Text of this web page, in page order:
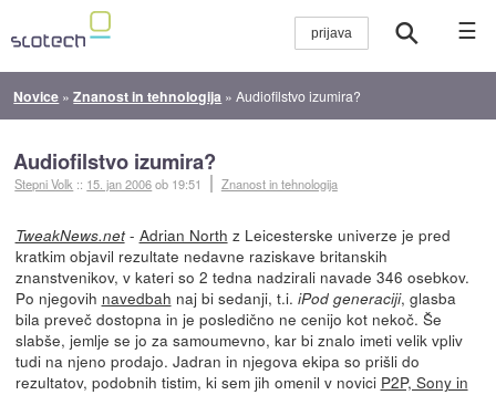
☰
Novice »Znanost in tehnologija »Audiofilstvo izumira?
Audiofilstvo izumira?
Stepni Volk :: 15. jan 2006ob 19:51 Znanost in tehnologija
TweakNews.net- Adrian North z Leicesterske univerze je pred
kratkim objavil rezultate nedavne raziskave britanskih
znanstvenikov, v kateri so 2 tedna nadzirali navade 346 osebkov.
Po njegovih navedbah naj bi sedanji, t.i. iPod generaciji, glasba
bila preveč dostopna in je posledično ne cenijo kot nekoč. Še
slabše, jemlje se jo za samoumevno, kar bi znalo imeti velik vpliv
tudi na njeno prodajo. Jadran in njegova ekipa so prišli do
rezultatov, podobnih tistim, ki sem jih omenil v novici P2P, Sony in